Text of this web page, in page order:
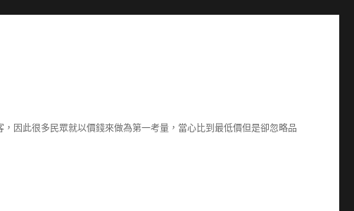
因此很多民眾就以價錢來做為第一考量，當心比到最低價但是卻忽略品